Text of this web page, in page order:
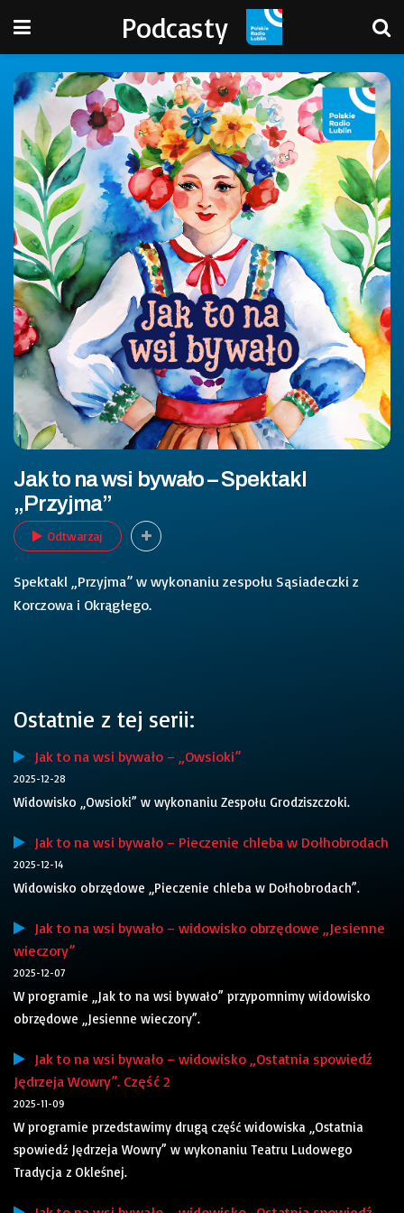
Podcasty
Jak to na wsi bywało – Spektakl
„Przyjma”
Odtwarzaj
Spektakl „Przyjma” w wykonaniu zespołu Sąsiadeczki z
Korczowa i Okrągłego.
Ostatnie z tej serii:
Jak to na wsi bywało – „Owsioki”
2025-12-28
Widowisko „Owsioki” w wykonaniu Zespołu Grodziszczoki.
Jak to na wsi bywało – Pieczenie chleba w Dołhobrodach
2025-12-14
Widowisko obrzędowe „Pieczenie chleba w Dołhobrodach”.
Jak to na wsi bywało – widowisko obrzędowe „Jesienne
wieczory”
2025-12-07
W programie „Jak to na wsi bywało” przypomnimy widowisko
obrzędowe „Jesienne wieczory”.
Jak to na wsi bywało – widowisko „Ostatnia spowiedź
Jędrzeja Wowry”. Część 2
2025-11-09
W programie przedstawimy drugą część widowiska „Ostatnia
spowiedź Jędrzeja Wowry” w wykonaniu Teatru Ludowego
Tradycja z Okleśnej.